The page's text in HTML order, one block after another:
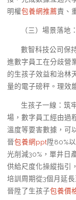
明權包養網推薦責、
（三）場景落地
數智科技公司保
進數字員工在分歧營
的生孩子效益和治林
量的電子磅秤。理效
生孩子一線：筑
場，數字員工經由過
溫度等要害數據，可
晉包養網ppt陞80%
光削減30%，單井日
供給尺度化操縱指引
培訓周期從3個月延
晉陞了生孩子包養價